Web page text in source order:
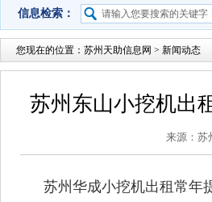
信息检索：
您现在的位置： 苏州天助信息网 > 新闻动态
苏州东山小挖机出
来源：苏
苏州华成小挖机出租常年